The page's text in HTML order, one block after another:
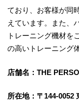
ており、お客様が同
えています。また、
トレーニング機材を
の高いトレーニング
店舗名：THE
所在地：〒144-0052